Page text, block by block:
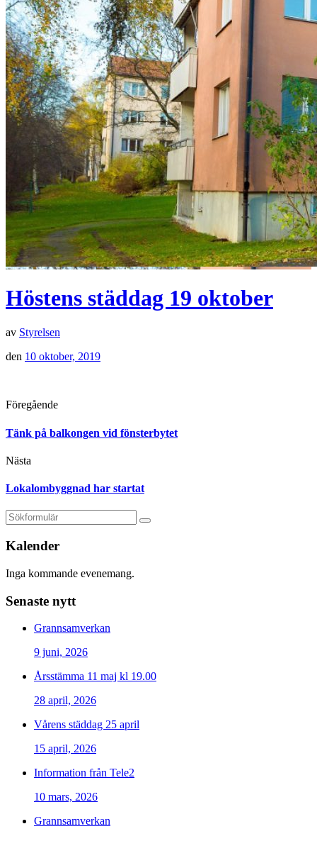
Höstens städdag 19 oktober
av Styrelsen
den 10 oktober, 2019
Föregående
Tänk på balkongen vid fönsterbytet
Nästa
Lokalombyggnad har startat
Kalender
Inga kommande evenemang.
Senaste nytt
Grannsamverkan
9 juni, 2026
Årsstämma 11 maj kl 19.00
28 april, 2026
Vårens städdag 25 april
15 april, 2026
Information från Tele2
10 mars, 2026
Grannsamverkan